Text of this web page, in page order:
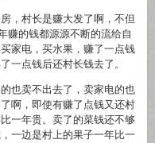
，村长是赚大发了啊，不但
赚的钱都源源不断的流给自
家电，买水果，赚了一点钱
一点钱后还村长钱去了。
也卖不出去了，卖家电的也
啊，即使有赚了点钱又还村
一年贵。卖了的菜钱还不够
一边是村上的果子一年比一